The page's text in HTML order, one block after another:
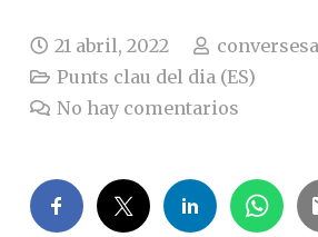
21 abril, 2022
Punts clau del dia (ES)
No hay comentarios